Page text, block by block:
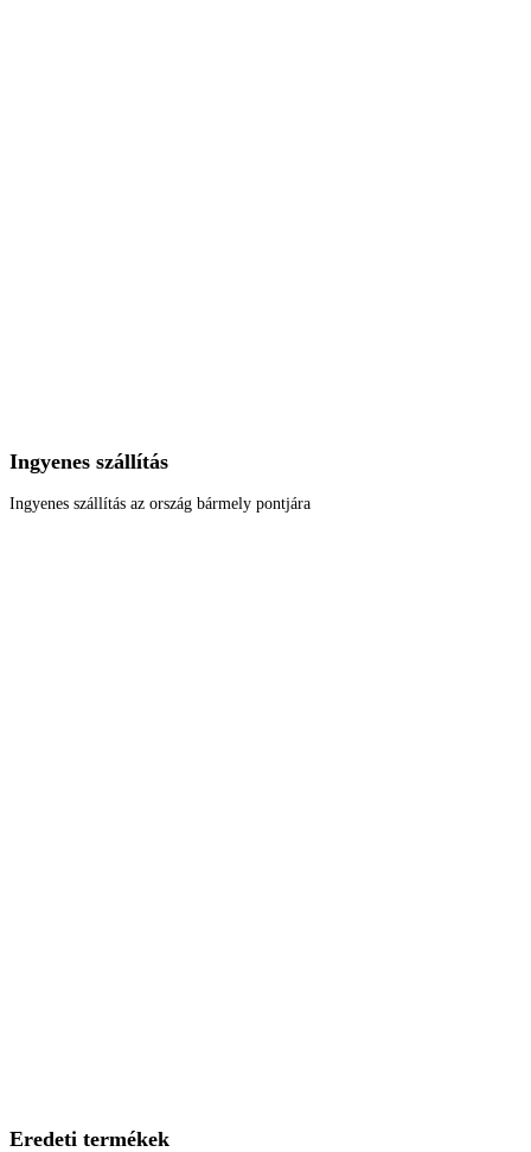
Ingyenes szállítás
Ingyenes szállítás az ország bármely pontjára
Eredeti termékek